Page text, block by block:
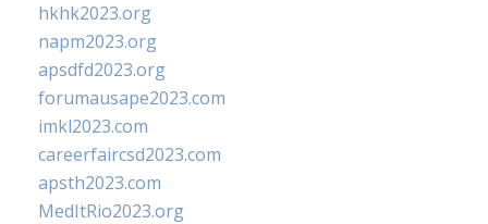
hkhk2023.org
napm2023.org
apsdfd2023.org
forumausape2023.com
imkl2023.com
careerfaircsd2023.com
apsth2023.com
MedItRio2023.org